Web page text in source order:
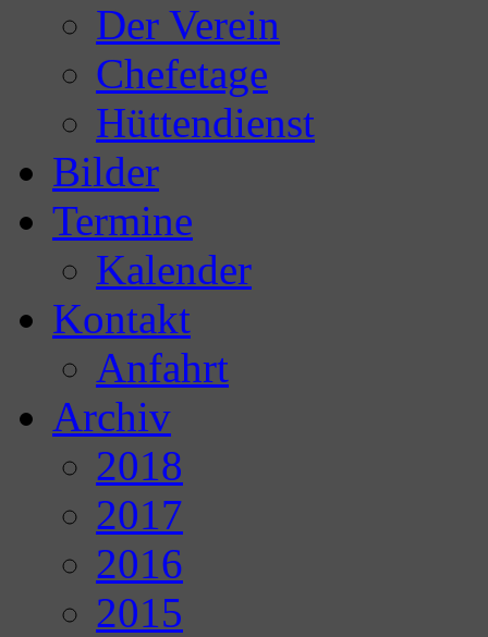
Der Verein
Chefetage
Hüttendienst
Bilder
Termine
Kalender
Kontakt
Anfahrt
Archiv
2018
2017
2016
2015